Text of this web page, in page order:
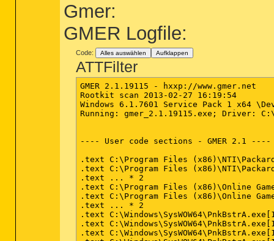
========== Modules (No Company Name)
MOD -
MOD -
MOD -
MOD -
MOD -
MOD -
MOD -
MOD -
MOD -
MOD -
MOD -
MOD -
MOD -
MOD -
MOD -
MOD -
MOD -
MOD - C:\Program Files
MOD -
MOD -
Gmer:
GMER Logfile:
Code: Alles auswählen Aufklappen
ATTFilter
GMER 2.1.19115 - hxxp://www.gmer.net
Rootkit scan 2013-02-27 16:19:54
Windows 6.1.7601 Service Pack 1 x64
Running: gmer_2.1.19115.exe; Driver:
---- User code sections - GMER 2.1 ----
.text C:\Program Files (x86)\NTI\Packard
.text C:\Program Files (x86)\NTI\Packard
.text ... * 2
.text C:\Program Files (x86)\Online
.text C:\Program Files (x86)\Online
.text ... * 2
.text
.text
.text